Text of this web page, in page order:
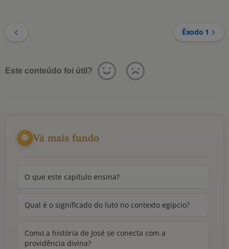
Êxodo 1
Este conteúdo foi útil?
Vá mais fundo
O que este capítulo ensina?
Qual é o significado do luto no contexto egípcio?
Como a história de José se conecta com a
providência divina?